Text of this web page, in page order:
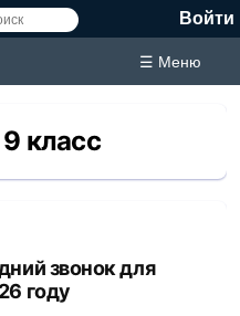
Войти
☰ Меню
9 класс
году